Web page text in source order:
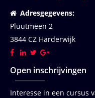
Adresgegevens:
Pluutmeen 2
3844 CZ Harderwijk
Open inschrijvingen
Interesse in een cursus